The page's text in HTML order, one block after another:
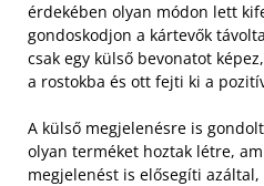
érdekében olyan módon lett
gondoskodjon a kártevők
csak egy külső bevonatot
a rostokba és ott fejti ki a
A külső megjelenésre is
olyan terméket hoztak létre,
megjelenést is elősegíti